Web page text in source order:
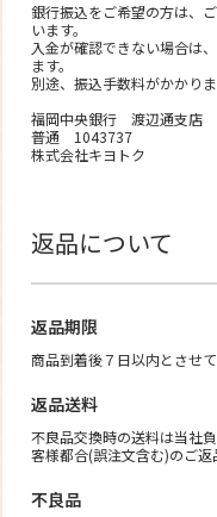
銀行振込をご希望の方は、
います。
入金が確認できない場合は
ます。
別途、振込手数料がかかりま
福岡中央銀行 渡辺通支店
普通 1043737
株式会社キヨトク
返品について
返品期限
商品到着後７日以内とさせて
返品送料
不良品交換時の送料は当社
客様都合(誤注文含む)のご返
不良品